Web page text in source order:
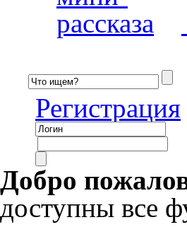
Регистрация
Добро
доступны все